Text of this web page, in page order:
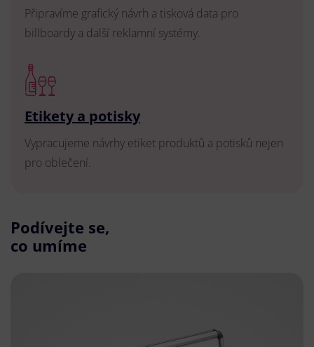
Připravíme grafický návrh a tisková data pro
billboardy a další reklamní systémy.
Etikety a potisky
Vypracujeme návrhy etiket produktů a potisků nejen
pro oblečení.
Podívejte se,
co umíme